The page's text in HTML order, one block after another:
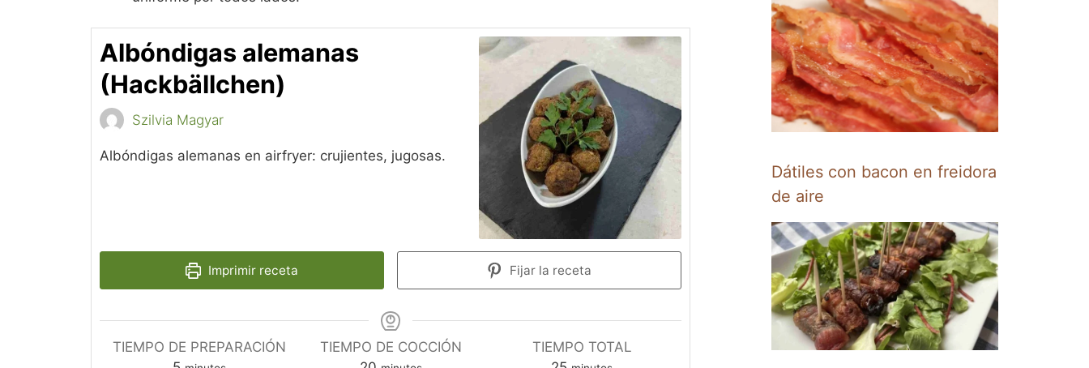
Albóndigas alemanas
(Hackbällchen)
Szilvia Magyar
Albóndigas alemanas en airfryer: crujientes, jugosas.
Imprimir receta Fijar la receta
TIEMPO DE PREPARACIÓN
TIEMPO DE COCCIÓN
TIEMPO TOTAL
Dátiles con bacon en freidora
de aire